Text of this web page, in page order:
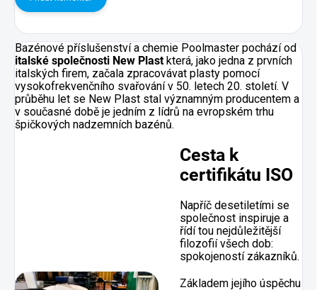
Bazénové příslušenství a chemie Poolmaster pochází od
italské společnosti New Plastkterá, jako jedna z prvních
italských firem, začala zpracovávat plasty pomocí
vysokofrekvenčního svařování v 50. letech 20. století. V
průběhu let se New Plast stal významným producentem a
v současné době je jedním z lídrů na evropském trhu
špičkových nadzemních bazénů.
Cesta k
certifikátu ISO
Napříč desetiletími se
společnost inspiruje a
řídí tou nejdůležitější
filozofií všech dob:
spokojeností zákazníků.
Základem jejího úspěchu